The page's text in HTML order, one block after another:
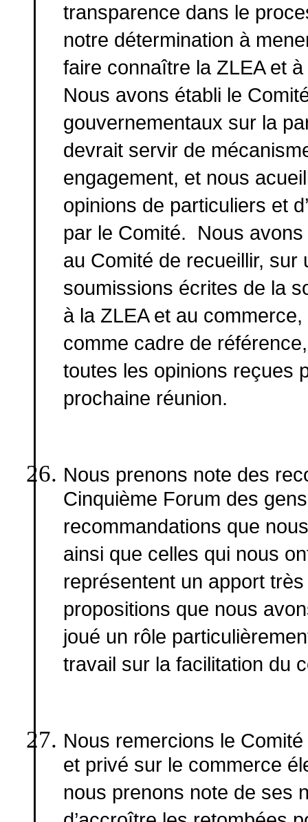
transparence dans le
notre détermination à
faire connaître la ZLEA et
Nous avons établi le
gouvernementaux sur la
devrait servir de
engagement, et nous
opinions de particuliers et
par le Comité. Nous
au Comité de recueillir,
soumissions écrites de la
à la ZLEA et au
comme cadre de
toutes les opinions reçues
prochaine réunion.
Nous prenons note des
Cinquième Forum des
recommandations que
ainsi que celles qui nous
représentent un apport
propositions que nous
joué un rôle
travail sur la facilitation du
Nous remercions le
et privé sur le commerce
nous prenons note de ses